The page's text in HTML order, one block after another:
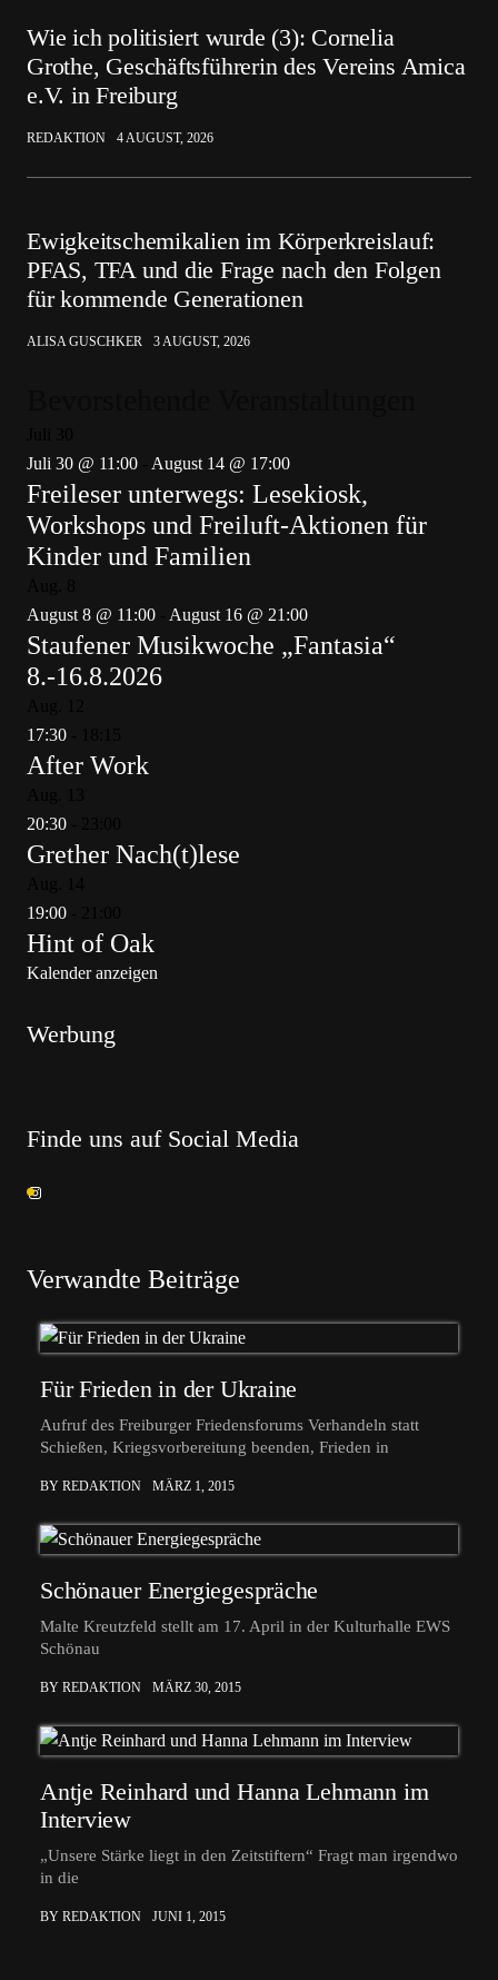
Wie ich politisiert wurde (3): Cornelia
Grothe, Geschäftsführerin des Vereins Amica
e.V. in Freiburg
REDAKTION 4 AUGUST, 2026
Ewigkeitschemikalien im Körperkreislauf:
PFAS, TFA und die Frage nach den Folgen
für kommende Generationen
ALISA GUSCHKER 3 AUGUST, 2026
Juli 30 @ 11:00
August 14 @ 17:00
Freileser unterwegs: Lesekiosk,
Workshops und Freiluft-Aktionen für
Kinder und Familien
August 8 @ 11:00
August 16 @ 21:00
Staufener Musikwoche „Fantasia“
8.-16.8.2026
17:30
After Work
20:30
Grether Nach(t)lese
19:00
Hint of Oak
Kalender anzeigen
Werbung
Finde uns auf Social Media
Verwandte Beiträge
Für Frieden in der Ukraine
Aufruf des Freiburger Friedensforums Verhandeln statt
Schießen, Kriegsvorbereitung beenden, Frieden in
BY REDAKTION MÄRZ 1, 2015
Schönauer Energiegespräche
Malte Kreutzfeld stellt am 17. April in der Kulturhalle EWS
Schönau
BY REDAKTION MÄRZ 30, 2015
Antje Reinhard und Hanna Lehmann im
Interview
„Unsere Stärke liegt in den Zeitstiftern“ Fragt man irgendwo
in die
BY REDAKTION JUNI 1, 2015